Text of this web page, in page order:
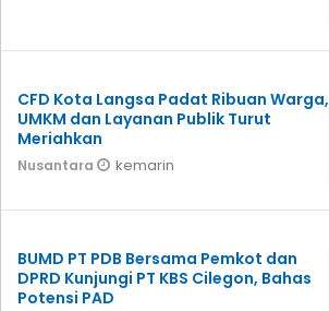
CFD Kota Langsa Padat Ribuan Warga,
UMKM dan Layanan Publik Turut
Meriahkan
Nusantara kemarin
BUMD PT PDB Bersama Pemkot dan
DPRD Kunjungi PT KBS Cilegon, Bahas
Potensi PAD